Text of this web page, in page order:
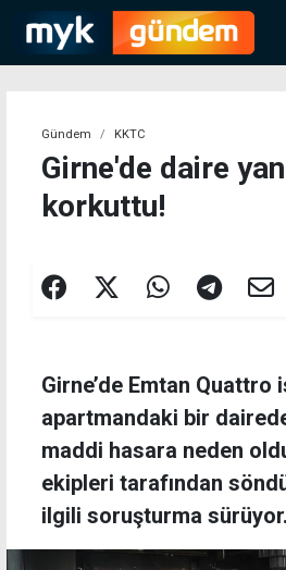
Gündem KKTC
Girne'de daire
korkuttu!
Girne’de Emtan Quattro
apartmandaki bir
maddi hasara neden
ekipleri tarafından
ilgili soruşturma sürüyor.